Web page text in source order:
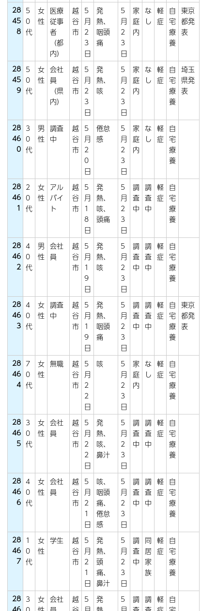
28
45
8
5
0
代
女
性
医療
従事
者
（都
内）
越
谷
市
5
月
2
3
日
発
熱、
咽頭
痛
5
月
2
3
日
家
庭
内
な
し
軽
症
自
宅
療
養
東京
都発
表
28
45
9
5
0
代
女
性
会社
員
（県
内）
越
谷
市
5
月
2
3
日
発
熱、
咳
5
月
2
3
日
家
庭
内
な
し
軽
症
自
宅
療
養
埼玉
県発
表
28
46
0
3
0
代
男
性
調査
中
越
谷
市
5
月
2
0
日
倦怠
感
5
月
2
3
日
家
庭
内
な
し
軽
症
自
宅
療
養
28
46
1
2
0
代
女
性
アル
バイ
ト
越
谷
市
5
月
1
8
日
発
熱、
咳、
頭痛
5
月
2
3
日
調
査
中
調
査
中
軽
症
自
宅
療
養
28
46
2
4
0
代
男
性
会社
員
越
谷
市
5
月
1
9
日
発
熱、
咳
5
月
2
3
日
調
査
中
調
査
中
軽
症
自
宅
療
養
28
46
3
4
0
代
女
性
調査
中
越
谷
市
5
月
1
9
日
発
熱、
咽頭
痛
5
月
2
3
日
調
査
中
調
査
中
軽
症
自
宅
療
養
東京
都発
表
28
46
4
7
0
代
女
性
無職
越
谷
市
5
月
2
2
日
咳
5
月
2
3
日
家
庭
内
な
し
軽
症
自
宅
療
養
28
46
5
3
0
代
女
性
会社
員
越
谷
市
5
月
2
2
日
発
熱、
咳、
鼻汁
5
月
2
3
日
調
査
中
調
査
中
軽
症
自
宅
療
養
28
46
6
4
0
代
女
性
会社
員
越
谷
市
5
月
2
1
日
咳、
咽頭
痛、
倦怠
感
5
月
2
3
日
調
査
中
調
査
中
軽
症
自
宅
療
養
28
46
7
1
0
代
女
性
学生
越
谷
市
5
月
2
1
日
発
熱、
頭
痛、
鼻汁
5
月
2
3
日
調
査
中
同
居
家
族
軽
症
自
宅
療
養
28 3
女 会社
越 5
発
5
調 調 軽 自